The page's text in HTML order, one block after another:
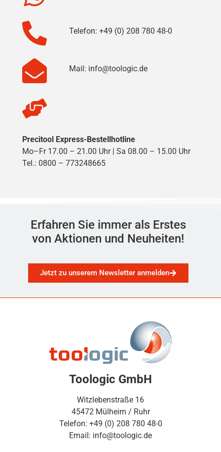
Telefon: +49 (0) 208 780 48-0
Mail: info@toologic.de
Precitool Express-Bestellhotline
Mo–Fr 17.00 – 21.00 Uhr | Sa 08.00 – 15.00 Uhr
Tel.: 0800 – 773248665
Erfahren Sie immer als Erstes
von Aktionen und Neuheiten!
Jetzt zu unserem Newsletter anmelden
Toologic GmbH
Witzlebenstraße 16
45472 Mülheim / Ruhr
Telefon: +49 (0) 208 780 48-0
Email: info@toologic.de